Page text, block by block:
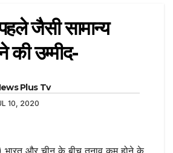
जैसी सामान्य
की उम्मीद-
Plus Tv
10, 2020